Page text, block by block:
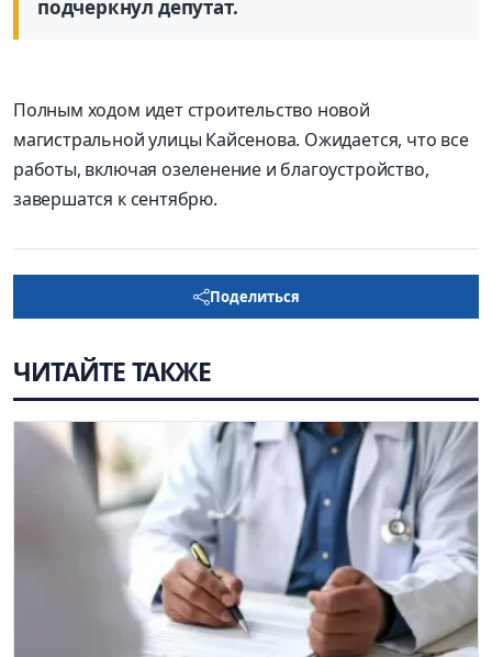
подчеркнул депутат.
Полным ходом идет строительство новой
магистральной улицы Кайсенова. Ожидается, что все
работы, включая озеленение и благоустройство,
завершатся к сентябрю.
Поделиться
ЧИТАЙТЕ ТАКЖЕ